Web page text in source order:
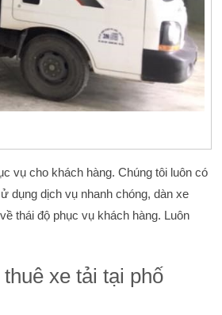
vụ cho khách hàng. Chúng tôi luôn có
dụng dịch vụ nhanh chóng, dàn xe
thái độ phục vụ khách hàng. Luôn
xe tải tại phố